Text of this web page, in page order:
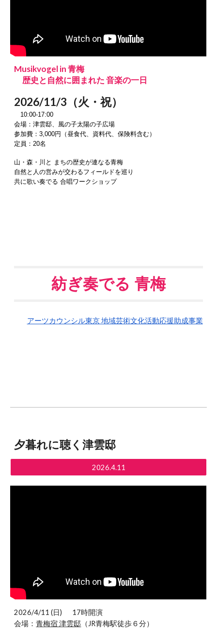
Musikvogel in 青梅
歴史と自然に囲まれた 音楽の一日
2026/11/3（火・祝）
10:00-17:00
会場：津雲邸、風の子太陽の子広場
参加費：3,000円（昼食代、資料代、保険料含む）
定員：20名
山・森・川と まちの歴史が連なる青梅
自然と人の営みが交わるフィールドを巡り
共に歌い奏でる 合唱ワークショップ
紡ぎ奏でる 青梅
アーツカウンシル東京 地域芸術文化活動応援助成事業
夕暮れに聴く津雲邸
2026.4.11
2026/4/11 (日)
17時開演
会場：青梅宿 津雲邸 （JR青梅駅徒歩６分）